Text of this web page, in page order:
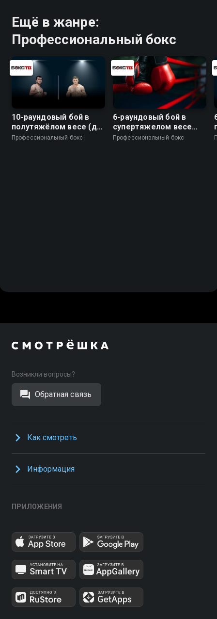
Ещё в жанре:
Профессиональный бокс
10-раундовый бой в
полутяжёлом весе (до
79,4 кг)
Профессиональный бокс
6-раундовый бой в
супертяжелом весе
(свыше 90,7 кг). Гасан
Профессиональный бокс
Возникли вопросы?
Обратная связь
Как смотреть
Информация
ПРИЛОЖЕНИЯ